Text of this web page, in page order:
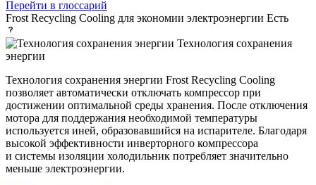
Перейти в глоссарий
Frost Recycling Cooling для экономии электроэнергии Есть
Технология сохранения
энергии
Технология сохранения энергии Frost Recycling Cooling
позволяет автоматически отключать компрессор при
достижении оптимальной среды хранения. После отключения
мотора для поддержания необходимой температуры
используется иней, образовавшийся на испарителе. Благодаря
высокой эффективности инверторного компрессора
и системы изоляции холодильник потребляет значительно
меньше электроэнергии.